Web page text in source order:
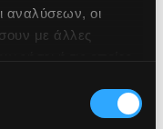
αναλύσεων, οι
με άλλες
and
and procedures
ensure business